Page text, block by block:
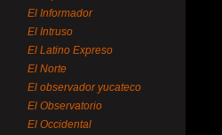
El Informador
El Intruso
El Latino Expreso
El Norte
El observador yucateco
El Observatorio
El Occidental